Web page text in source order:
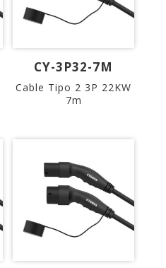
CY-3P32-7M
Cable Tipo 2 3P 22KW
7m